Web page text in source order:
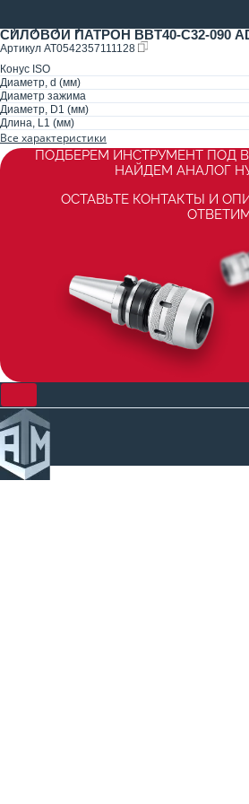
СИЛОВОЙ ПАТРОН BBT40-C32-090
Артикул AT0542357111128
Конус ISO
Диаметр, d (мм)
Диаметр зажима
Диаметр, D1 (мм)
Длина, L1 (мм)
Все характеристики
ПОДБЕРЕМ ИНСТРУМЕНТ ПОД
НАЙДЕМ АНАЛОГ
ОСТАВЬТЕ КОНТАКТЫ И